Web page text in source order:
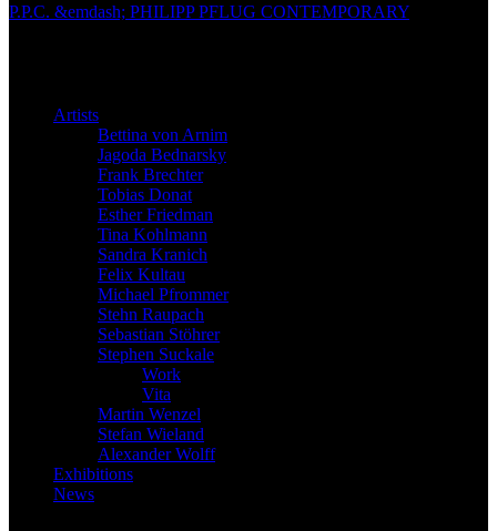
P.P.C. &emdash; PHILIPP PFLUG CONTEMPORARY
Artists
Bettina von Arnim
Jagoda Bednarsky
Frank Brechter
Tobias Donat
Esther Friedman
Tina Kohlmann
Sandra Kranich
Felix Kultau
Michael Pfrommer
Stehn Raupach
Sebastian Stöhrer
Stephen Suckale
Work
Vita
Martin Wenzel
Stefan Wieland
Alexander Wolff
Exhibitions
News